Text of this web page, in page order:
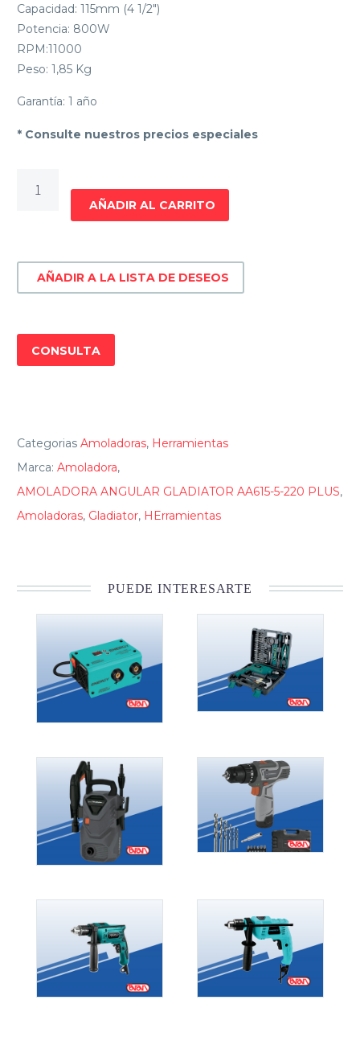
Capacidad: 115mm (4 1/2″)
Potencia: 800W
RPM:11000
Peso: 1,85 Kg
Garantía: 1 año
* Consulte nuestros precios especiales
ANGULAR
GLADIATOR
5-
PLUS
AÑADIR AL CARRITO
AÑADIR A LA LISTA DE DESEOS
CONSULTA
Categorias Amoladoras, Herramientas
Marca: Amoladora,
AMOLADORA ANGULAR GLADIATOR AA615-5-220 PLUS,
Amoladoras, Gladiator, HErramientas
PUEDE INTERESARTE